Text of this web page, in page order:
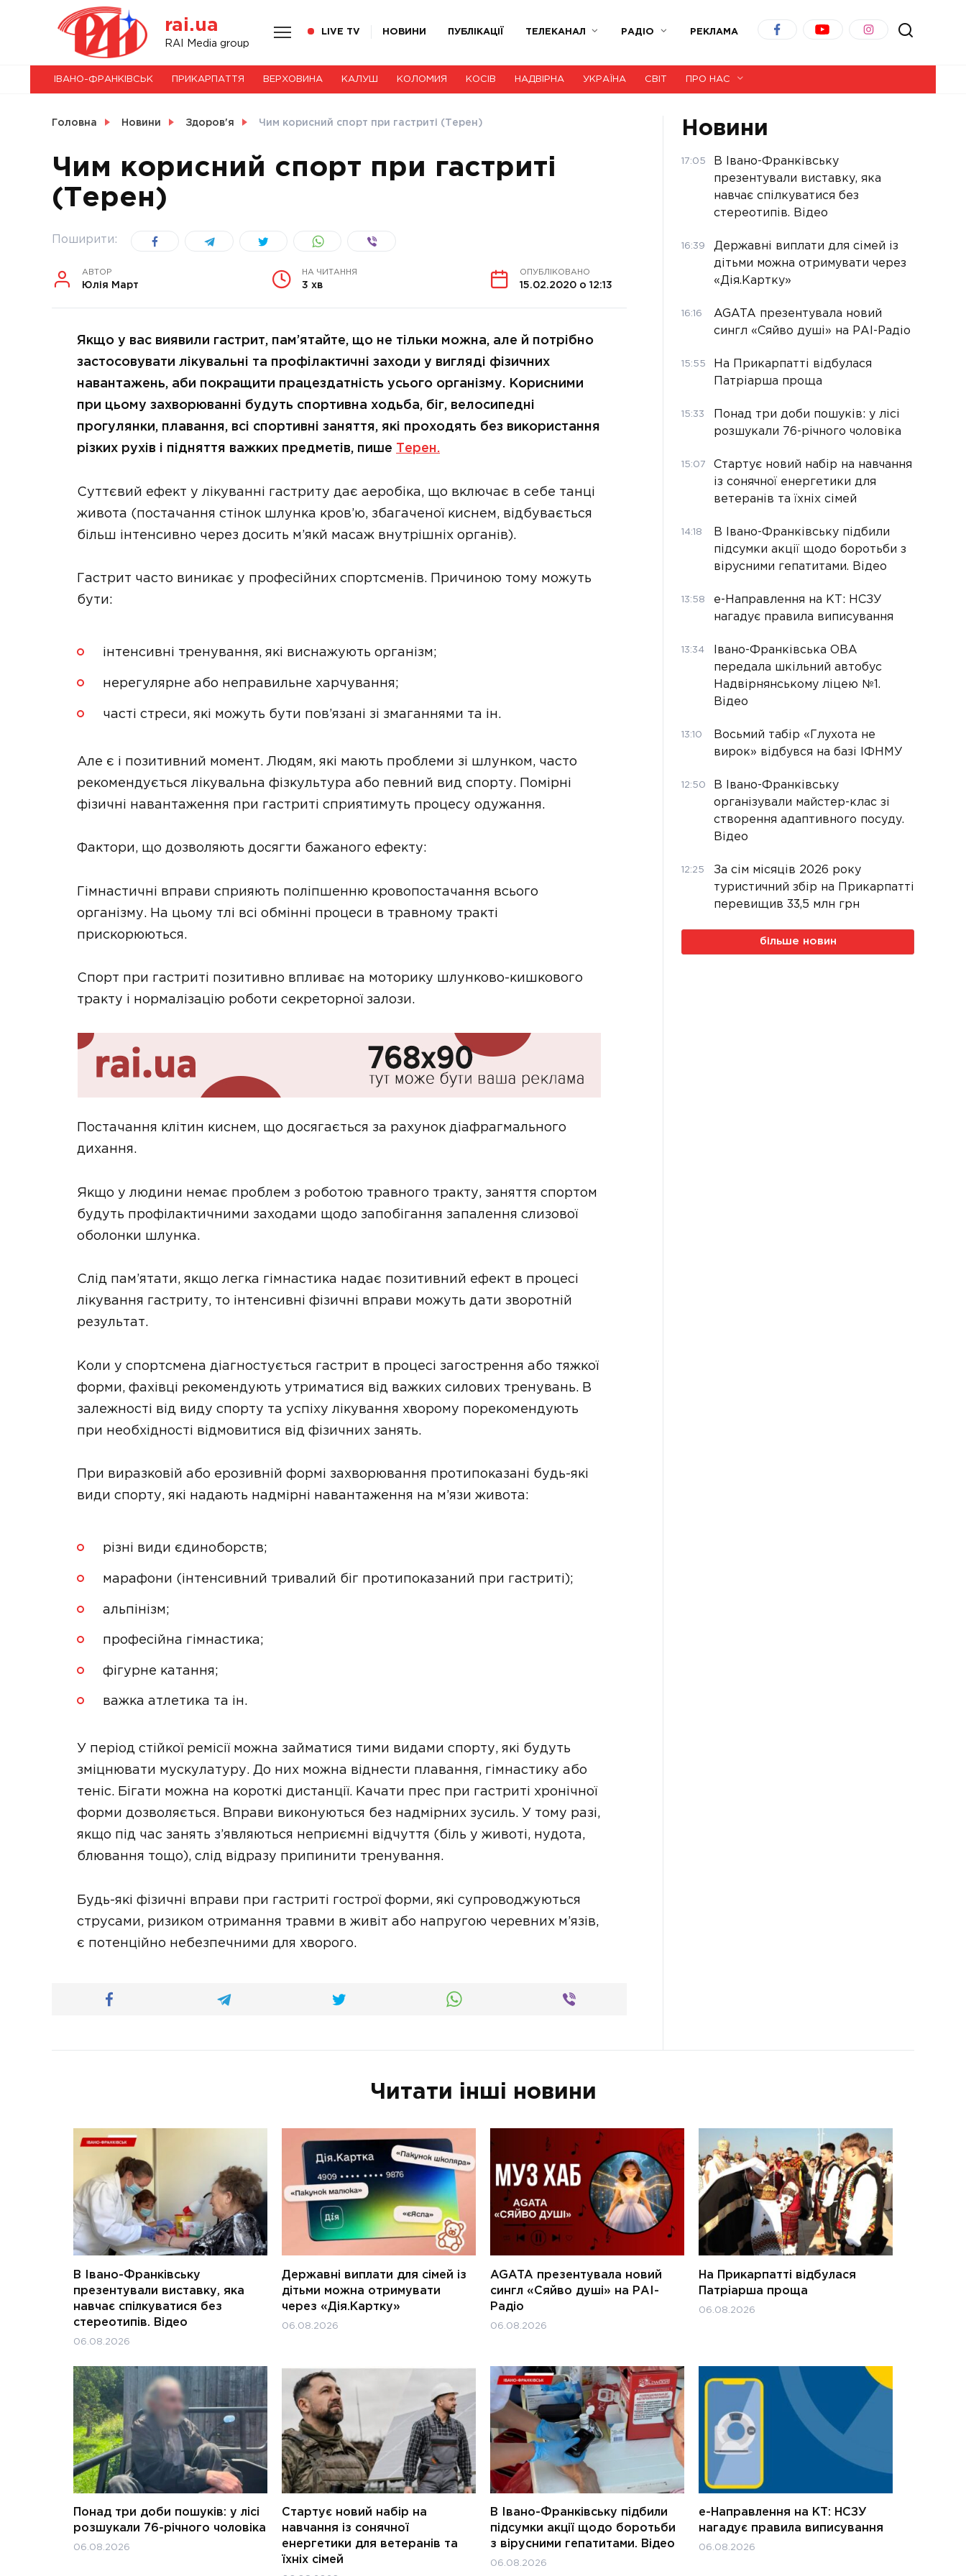
rai.ua
RAI Media group
LIVE TV НОВИНИ ПУБЛІКАЦІЇ ТЕЛЕКАНАЛ РАДІО РЕКЛАМА
НОВИНИ
СВІТ
УКРАЇНА
ІВАНО-ФРАНКІВСЬК ПРИКАРПАТТЯ ВЕРХОВИНА КАЛУШ КОЛОМИЯ КОСІВ НАДВІРНА УКРАЇНА СВІТ ПРО НАС
Головна Новини Здоров'я Чим корисний спорт при гастриті (Терен)
Чим корисний спорт при гастриті
(Терен)
Поширити:
АВТОР
Юлія Март
НА ЧИТАННЯ
3 хв
ОПУБЛІКОВАНО
15.02.2020 о 12:13
Якщо у вас виявили гастрит, пам’ятайте, що не тільки можна, але й потрібно
застосовувати лікувальні та профілактичні заходи у вигляді фізичних
навантажень, аби покращити працездатність усього організму. Корисними
при цьому захворюванні будуть спортивна ходьба, біг, велосипедні
прогулянки, плавання, всі спортивні заняття, які проходять без використання
різких рухів і підняття важких предметів, пише
Терен.
Суттєвий ефект у лікуванні гастриту дає аеробіка, що включає в себе танці
живота (постачання стінок шлунка кров’ю, збагаченої киснем, відбувається
більш інтенсивно через досить м’якй масаж внутрішніх органів).
Гастрит часто виникає у професійних спортсменів. Причиною тому можуть
бути:
інтенсивні тренування, які виснажують організм;
нерегулярне або неправильне харчування;
часті стреси, які можуть бути пов’язані зі змаганнями та ін.
Але є і позитивний момент. Людям, які мають проблеми зі шлунком, часто
рекомендується лікувальна фізкультура або певний вид спорту. Помірні
фізичні навантаження при гастриті сприятимуть процесу одужання.
Фактори, що дозволяють досягти бажаного ефекту:
Гімнастичні вправи сприяють поліпшенню кровопостачання всього
організму. На цьому тлі всі обмінні процеси в травному тракті
прискорюються.
Спорт при гастриті позитивно впливає на моторику шлунково-кишкового
тракту і нормалізацію роботи секреторної залози.
Постачання клітин киснем, що досягається за рахунок діафрагмального
дихання.
Якщо у людини немає проблем з роботою травного тракту, заняття спортом
будуть профілактичними заходами щодо запобігання запалення слизової
оболонки шлунка.
Слід пам’ятати, якщо легка гімнастика надає позитивний ефект в процесі
лікування гастриту, то інтенсивні фізичні вправи можуть дати зворотній
результат.
Коли у спортсмена діагностується гастрит в процесі загострення або тяжкої
форми, фахівці рекомендують утриматися від важких силових тренувань. В
залежності від виду спорту та успіху лікування хворому порекомендують
при необхідності відмовитися від фізичних занять.
При виразковій або ерозивній формі захворювання протипоказані будь-які
види спорту, які надають надмірні навантаження на м’язи живота:
різні види єдиноборств;
марафони (інтенсивний тривалий біг протипоказаний при гастриті);
альпінізм;
професійна гімнастика;
фігурне катання;
важка атлетика та ін.
У період стійкої ремісії можна займатися тими видами спорту, які будуть
зміцнювати мускулатуру. До них можна віднести плавання, гімнастику або
теніс. Бігати можна на короткі дистанції. Качати прес при гастриті хронічної
форми дозволяється. Вправи виконуються без надмірних зусиль. У тому разі,
якщо під час занять з’являються неприємні відчуття (біль у животі, нудота,
блювання тощо), слід відразу припинити тренування.
Будь-які фізичні вправи при гастриті гострої форми, які супроводжуються
струсами, ризиком отримання травми в живіт або напругою черевних м’язів,
є потенційно небезпечними для хворого.
Новини
17:05
В Івано-Франківську
презентували виставку, яка
навчає спілкуватися без
стереотипів. Відео
16:39
Державні виплати для сімей із
дітьми можна отримувати через
«Дія.Картку»
16:16
AGATA презентувала новий
сингл «Сяйво душі» на РАІ-Радіо
15:55
На Прикарпатті відбулася
Патріарша проща
15:33
Понад три доби пошуків: у лісі
розшукали 76-річного чоловіка
15:07
Стартує новий набір на навчання
із сонячної енергетики для
ветеранів та їхніх сімей
14:18
В Івано-Франківську підбили
підсумки акції щодо боротьби з
вірусними гепатитами. Відео
13:58
е-Направлення на КТ: НСЗУ
нагадує правила виписування
13:34
Івано-Франківська ОВА
передала шкільний автобус
Надвірнянському ліцею №1.
Відео
13:10
Восьмий табір «Глухота не
вирок» відбувся на базі ІФНМУ
12:50
В Івано-Франківську
організували майстер-клас зі
створення адаптивного посуду.
Відео
12:25
За сім місяців 2026 року
туристичний збір на Прикарпатті
перевищив 33,5 млн грн
більше новин
Читати інші новини
В Івано-Франківську
презентували виставку, яка
навчає спілкуватися без
стереотипів. Відео
06.08.2026
Державні виплати для сімей із
дітьми можна отримувати
через «Дія.Картку»
06.08.2026
AGATA презентувала новий
сингл «Сяйво душі» на РАІ-
Радіо
06.08.2026
На Прикарпатті відбулася
Патріарша проща
06.08.2026
Понад три доби пошуків: у лісі
розшукали 76-річного чоловіка
06.08.2026
Стартує новий набір на
навчання із сонячної
енергетики для ветеранів та
їхніх сімей
В Івано-Франківську підбили
підсумки акції щодо боротьби
з вірусними гепатитами. Відео
06.08.2026
е-Направлення на КТ: НСЗУ
нагадує правила виписування
06.08.2026